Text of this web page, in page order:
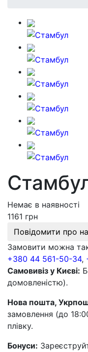
Немає в наявності
1161 грн
Повідомити про
Замовити можна
+380 44 561-50-34,
Самовивіз у Києві:
домовленістю).
Нова пошта,
замовлення (до
плівку.
Бонуси: